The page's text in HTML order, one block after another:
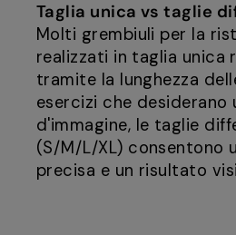
Taglia unica vs taglie
Molti grembiuli per la
realizzati in taglia unica
tramite la lunghezza
esercizi che desiderano
d'immagine, le taglie
(S/M/L/XL) consentono
precisa e un risultato